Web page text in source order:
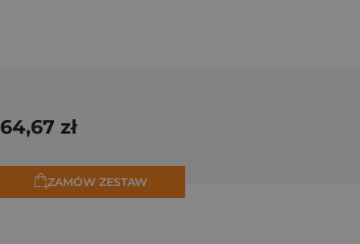
64,67 zł
ZAMÓW ZESTAW